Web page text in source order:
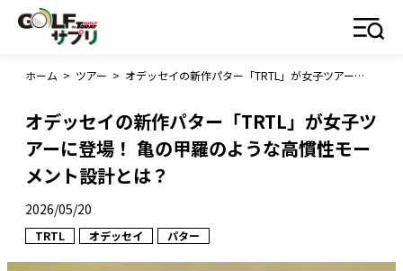
ホーム > ツアー > オデッセイの新作パター「TRTL」が女子ツアーに登場！ 亀の甲羅のような高慣性モーメント設計とは？
オデッセイの新作パター「TRTL」が女子ツ
アーに登場！ 亀の甲羅のような高慣性モー
メント設計とは？
2026/05/20
TRTL オデッセイ パター